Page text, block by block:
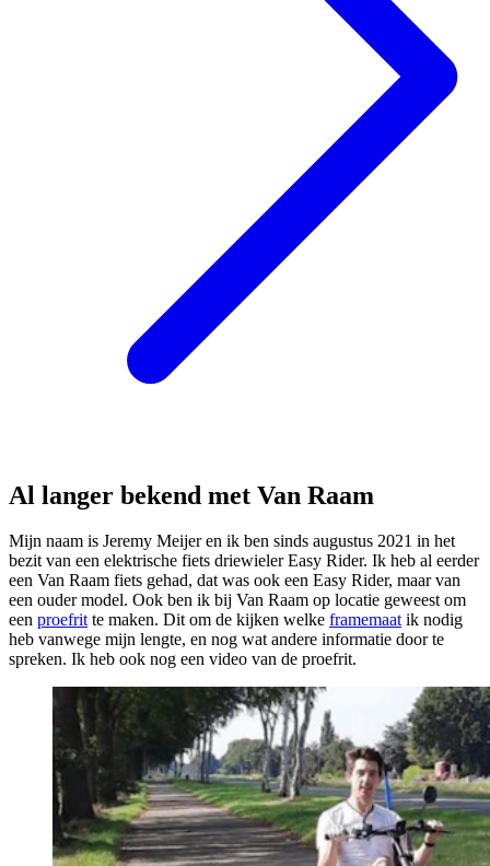
Al langer bekend met Van Raam
Mijn naam is Jeremy Meijer en ik ben sinds augustus 2021 in het
bezit van een elektrische fiets driewieler Easy Rider. Ik heb al eerder
een Van Raam fiets gehad, dat was ook een Easy Rider, maar van
een ouder model. Ook ben ik bij Van Raam op locatie geweest om
een proefritte maken. Dit om de kijken welke framemaatik nodig
heb vanwege mijn lengte, en nog wat andere informatie door te
spreken. Ik heb ook nog een video van de proefrit.